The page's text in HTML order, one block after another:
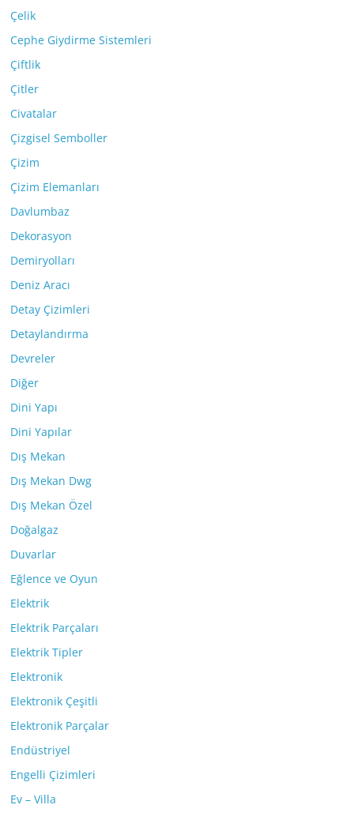
Çelik
Cephe Giydirme Sistemleri
Çiftlik
Çitler
Civatalar
Çizgisel Semboller
Çizim
Çizim Elemanları
Davlumbaz
Dekorasyon
Demiryolları
Deniz Aracı
Detay Çizimleri
Detaylandırma
Devreler
Diğer
Dini Yapı
Dini Yapılar
Dış Mekan
Dış Mekan Dwg
Dış Mekan Özel
Doğalgaz
Duvarlar
Eğlence ve Oyun
Elektrik
Elektrik Parçaları
Elektrik Tipler
Elektronik
Elektronik Çeşitli
Elektronik Parçalar
Endüstriyel
Engelli Çizimleri
Ev – Villa